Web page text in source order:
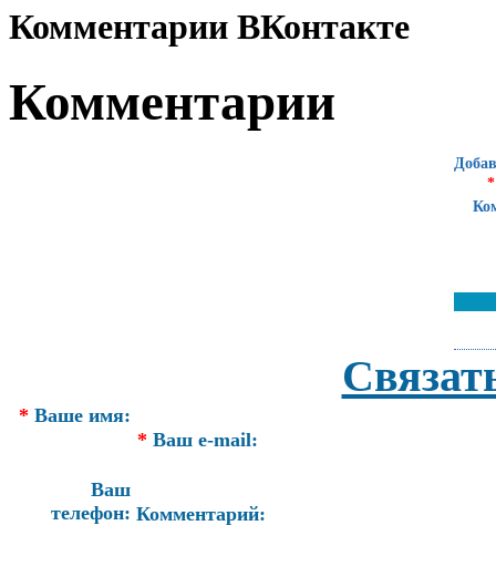
Комментарии ВКонтакте
Комментарии
*
* Ваше имя:
* Ваш e-mail:
Ваш
телефон: Комментарий: